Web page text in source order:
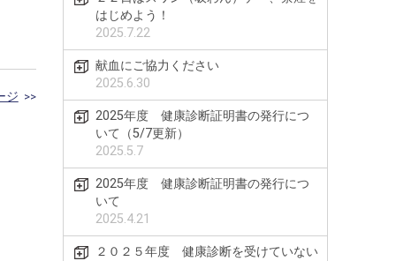
ジ >>
はじめよう！
2025.7.22
献血にご協力ください
2025.6.30
2025年度 健康診断証明書の発行につ
いて（5/7更新）
2025.5.7
2025年度 健康診断証明書の発行につ
いて
2025.4.21
２０２５年度 健康診断を受けていない